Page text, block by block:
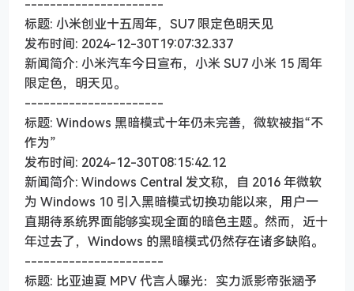
----------------------
标题: 小米创业十五周年，SU7 限定色明天见
发布时间: 2024-12-30T19:07:32.337
新闻简介: 小米汽车今日宣布，小米 SU7 小米 15 周年
限定色，明天见。
----------------------
标题: Windows 黑暗模式十年仍未完善，微软被指“不
作为”
发布时间: 2024-12-30T08:15:42.12
新闻简介: Windows Central 发文称，自 2016 年微软
为 Windows 10 引入黑暗模式切换功能以来，用户一
直期待系统界面能够实现全面的暗色主题。然而，近十
年过去了，Windows 的黑暗模式仍然存在诸多缺陷。
----------------------
标题: 比亚迪夏 MPV 代言人曝光：实力派影帝张涵予